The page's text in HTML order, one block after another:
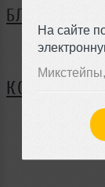
На сайте
БЛОГ